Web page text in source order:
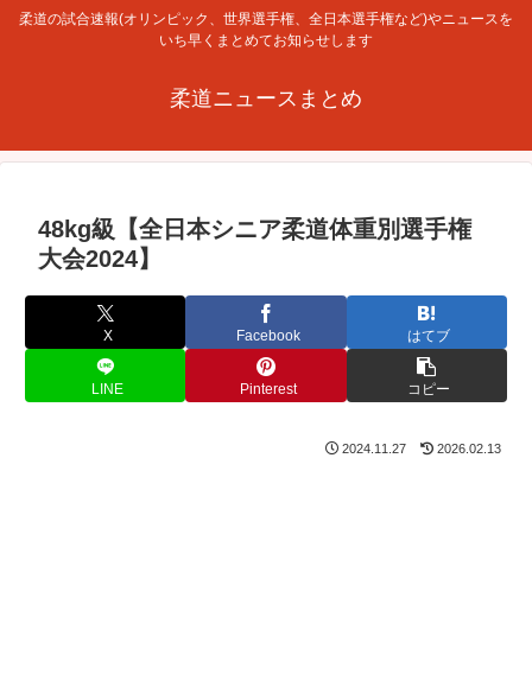
柔道の試合速報(オリンピック、世界選手権、全日本選手権など)やニュースを
いち早くまとめてお知らせします
柔道ニュースまとめ
48kg級【全日本シニア柔道体重別選手権
大会2024】
X Facebook はてブ
LINE Pinterest コピー
2024.11.27 2026.02.13